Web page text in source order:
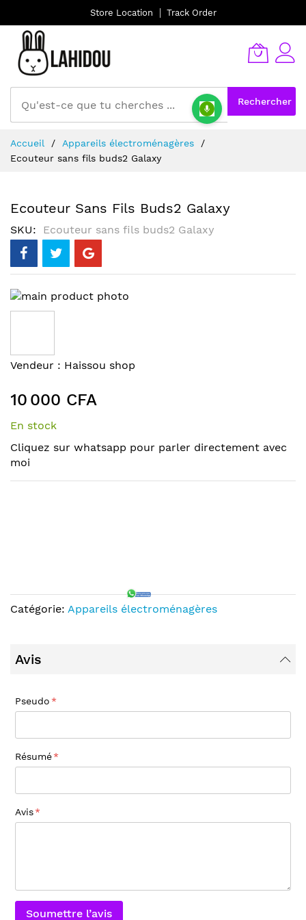
Store Location Track Order
Rechercher
au
contenu
Accueil
Appareils électroménagères
Ecouteur sans fils buds2 Galaxy
Ecouteur Sans Fils Buds2 Galaxy
SKU Ecouteur sans fils buds2 Galaxy
Skip
to
of
the
gallery
Skip
the
beginning
of
images
gallery
Vendeur : Haissou shop
10 000 CFA
En stock
Cliquez sur whatsapp pour parler directement avec
moi
Catégorie: Appareils électroménagères
Avis
Pseudo
Résumé
Avis
Soumettre l’avis